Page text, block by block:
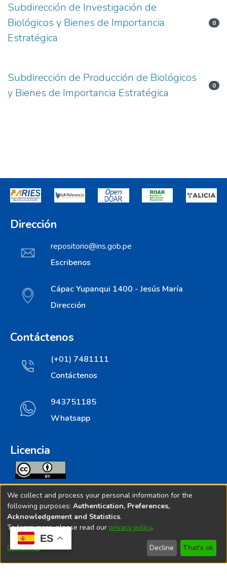
ES
Subdirección de Investigación de
Biológicos y Bienes de Importancia
Estratégica
0
Subdirección de Producción de Biológicos
y Bienes de Importancia Estratégica
0
Dirección
repositorio@ins.gob.pe
Escribenos
Cápac Yupanqui 1400 - Jesús María
Dirección
Contáctenos
(+01) 7481111
Contáctenos
943751185
Whatsapp
Licencia
Todos los contenidos de repositorio.ins.gob.pe estan
licenciados bajo
Creative Commoms License
© 2025. Instituto Nacional de Salud - Implementado por
We collect and process your personal information for the
following purposes: Authentication, Preferences,
Acknowledgement and Statistics.
To learn more, please read our privacy policy.
Customize Decline That's ok